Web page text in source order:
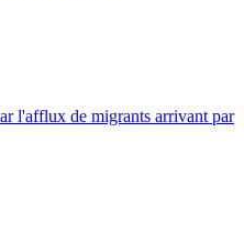
l'afflux de migrants arrivant par